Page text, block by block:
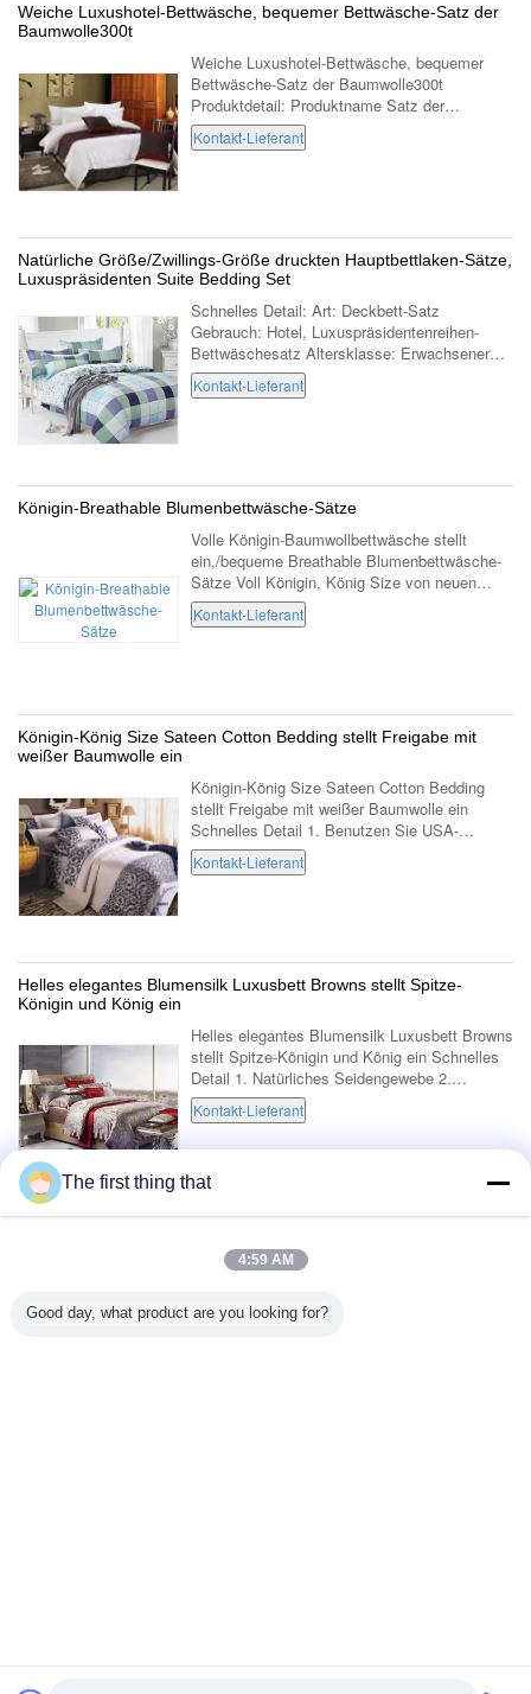
Weiche Luxushotel-Bettwäsche, bequemer Bettwäsche-Satz der
Baumwolle300t
Weiche Luxushotel-Bettwäsche, bequemer
Bettwäsche-Satz der Baumwolle300t
Produktdetail: Produktname Satz der
Bettwäsche 300T Matratzenkönigingröße
70,87" W x78.74 " L x 10,63" H Material 100%
Kontakt-Lieferant
Natürliche Größe/Zwillings-Größe druckten Hauptbettlaken-Sätze,
Luxuspräsidenten Suite Bedding Set
Schnelles Detail: Art: Deckbett-Satz
Gebrauch: Hotel, Luxuspräsidentenreihen-
Bettwäschesatz Altersklasse: Erwachsener
Material: Baumwolle 100% Füllen: Baumwolle
Muster: Ebene gefärbt Art: Ebene Quantität: 4
Kontakt-Lieferant
Königin-Breathable Blumenbettwäsche-Sätze
Volle Königin-Baumwollbettwäsche stellt
ein,/bequeme Breathable Blumenbettwäsche-
Sätze Voll Königin, König Size von neuen
Muster-Bettwäsche-Sätzen für verschiedene
Jahreszeiten Kyoryo-Bettwäschesätze wird
Kontakt-Lieferant
Königin-König Size Sateen Cotton Bedding stellt Freigabe mit
weißer Baumwolle ein
Königin-König Size Sateen Cotton Bedding
stellt Freigabe mit weißer Baumwolle ein
Schnelles Detail 1. Benutzen Sie USA-
Baumwolle der hohen Qualität 2. Benutzen Sie
reagierende Druckfärbung 3. 100% gekämmte
Kontakt-Lieferant
Helles elegantes Blumensilk Luxusbett Browns stellt Spitze-
Königin und König ein
Helles elegantes Blumensilk Luxusbett Browns
stellt Spitze-Königin und König ein Schnelles
Detail 1. Natürliches Seidengewebe 2.
Luxusjacquardwebstuhl 3. Eleganter
Musterentwurf 4. Gesundheit und bequemes 5.
Kontakt-Lieferant
1 / 2
Sehen Sie alles Produkte > an;
The first thing that
4:59 AM
Good day, what product are you looking for?